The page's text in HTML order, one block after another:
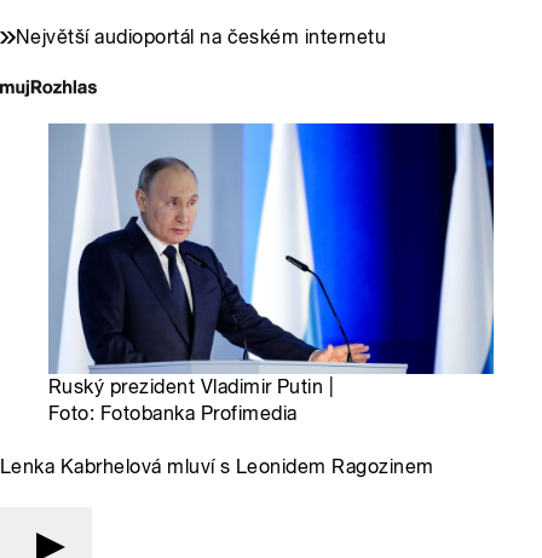
Největší audioportál na českém internetu
Ruský prezident Vladimir Putin |
Foto: Fotobanka Profimedia
Lenka Kabrhelová mluví s Leonidem Ragozinem